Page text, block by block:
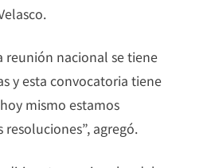
reunión nacional se tiene
y esta convocatoria tiene
mismo estamos
agregó.